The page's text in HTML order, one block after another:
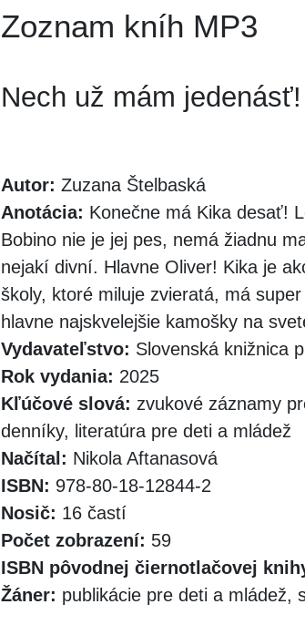
Zoznam kníh MP3
Nech už mám jedenásť!
Autor: Zuzana Štelbaská
Anotácia: Konečne má Kika desať!
Bobino nie je jej pes, nemá žiadnu
nejakí divní. Hlavne Oliver! Kika je
školy, ktoré miluje zvieratá, má
hlavne najskvelejšie kamošky na
Vydavateľstvo: Slovenská knižnica
Rok vydania: 2025
Kľúčové slová: zvukové záznamy
denníky, literatúra pre deti a mládež
Načítal: Nikola Aftanasová
ISBN: 978-80-18-12844-2
Nosič: 16 častí
Počet zobrazení: 59
ISBN pôvodnej čiernotlačovej
Žáner: publikácie pre deti a mládež,